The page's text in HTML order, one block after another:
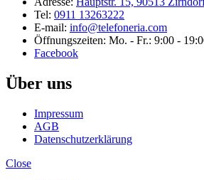
Tel: 0911 13263222
E-mail: info@telefoneria.com
Öffnungszeiten: Mo. - Fr.: 9:00 -
Facebook
Über uns
Impressum
AGB
Datenschutzerklärung
Close